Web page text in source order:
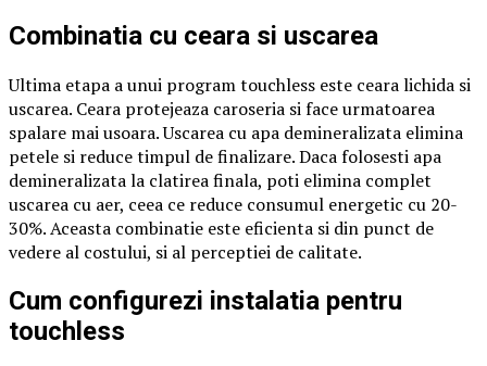
Combinatia cu ceara si uscarea
Ultima etapa a unui program touchless este ceara lichida si
uscarea. Ceara protejeaza caroseria si face urmatoarea
spalare mai usoara. Uscarea cu apa demineralizata elimina
petele si reduce timpul de finalizare. Daca folosesti apa
demineralizata la clatirea finala, poti elimina complet
uscarea cu aer, ceea ce reduce consumul energetic cu 20-
30%. Aceasta combinatie este eficienta si din punct de
vedere al costului, si al perceptiei de calitate.
Cum configurezi instalatia pentru
touchless